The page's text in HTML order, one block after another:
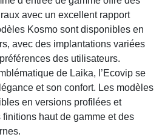
avec un excellent rapport
Kosmo sont disponibles en
avec des implantations variées
des utilisateurs.
de Laika, l’Ecovip se
et son confort. Les modèles
en versions profilées et
haut de gamme et des